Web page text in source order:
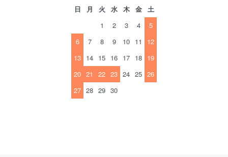
日 月 火 水 木 金
土
1
2 3 4
5
6
7 8 9 10 11
12
13 14 15 16 17 18 19
20 21 22 23 24 25 26
27 28 29 30